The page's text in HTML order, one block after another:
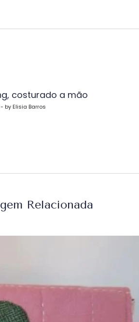
costurado a mão
by Elisia Barros
Relacionada